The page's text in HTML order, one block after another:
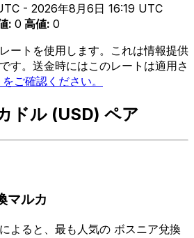
- 2026年8月6日 16:19 UTC
: 0 高値: 0
ートを使用します。これは情報提供
す。送金時にはこのレートは適用さ
ご確認ください。
ドル (USD) ペア
マルカ
よると、最も人気の ボスニア兌換